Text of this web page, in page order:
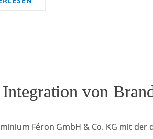
von
Féron GmbH & Co. KG mit der